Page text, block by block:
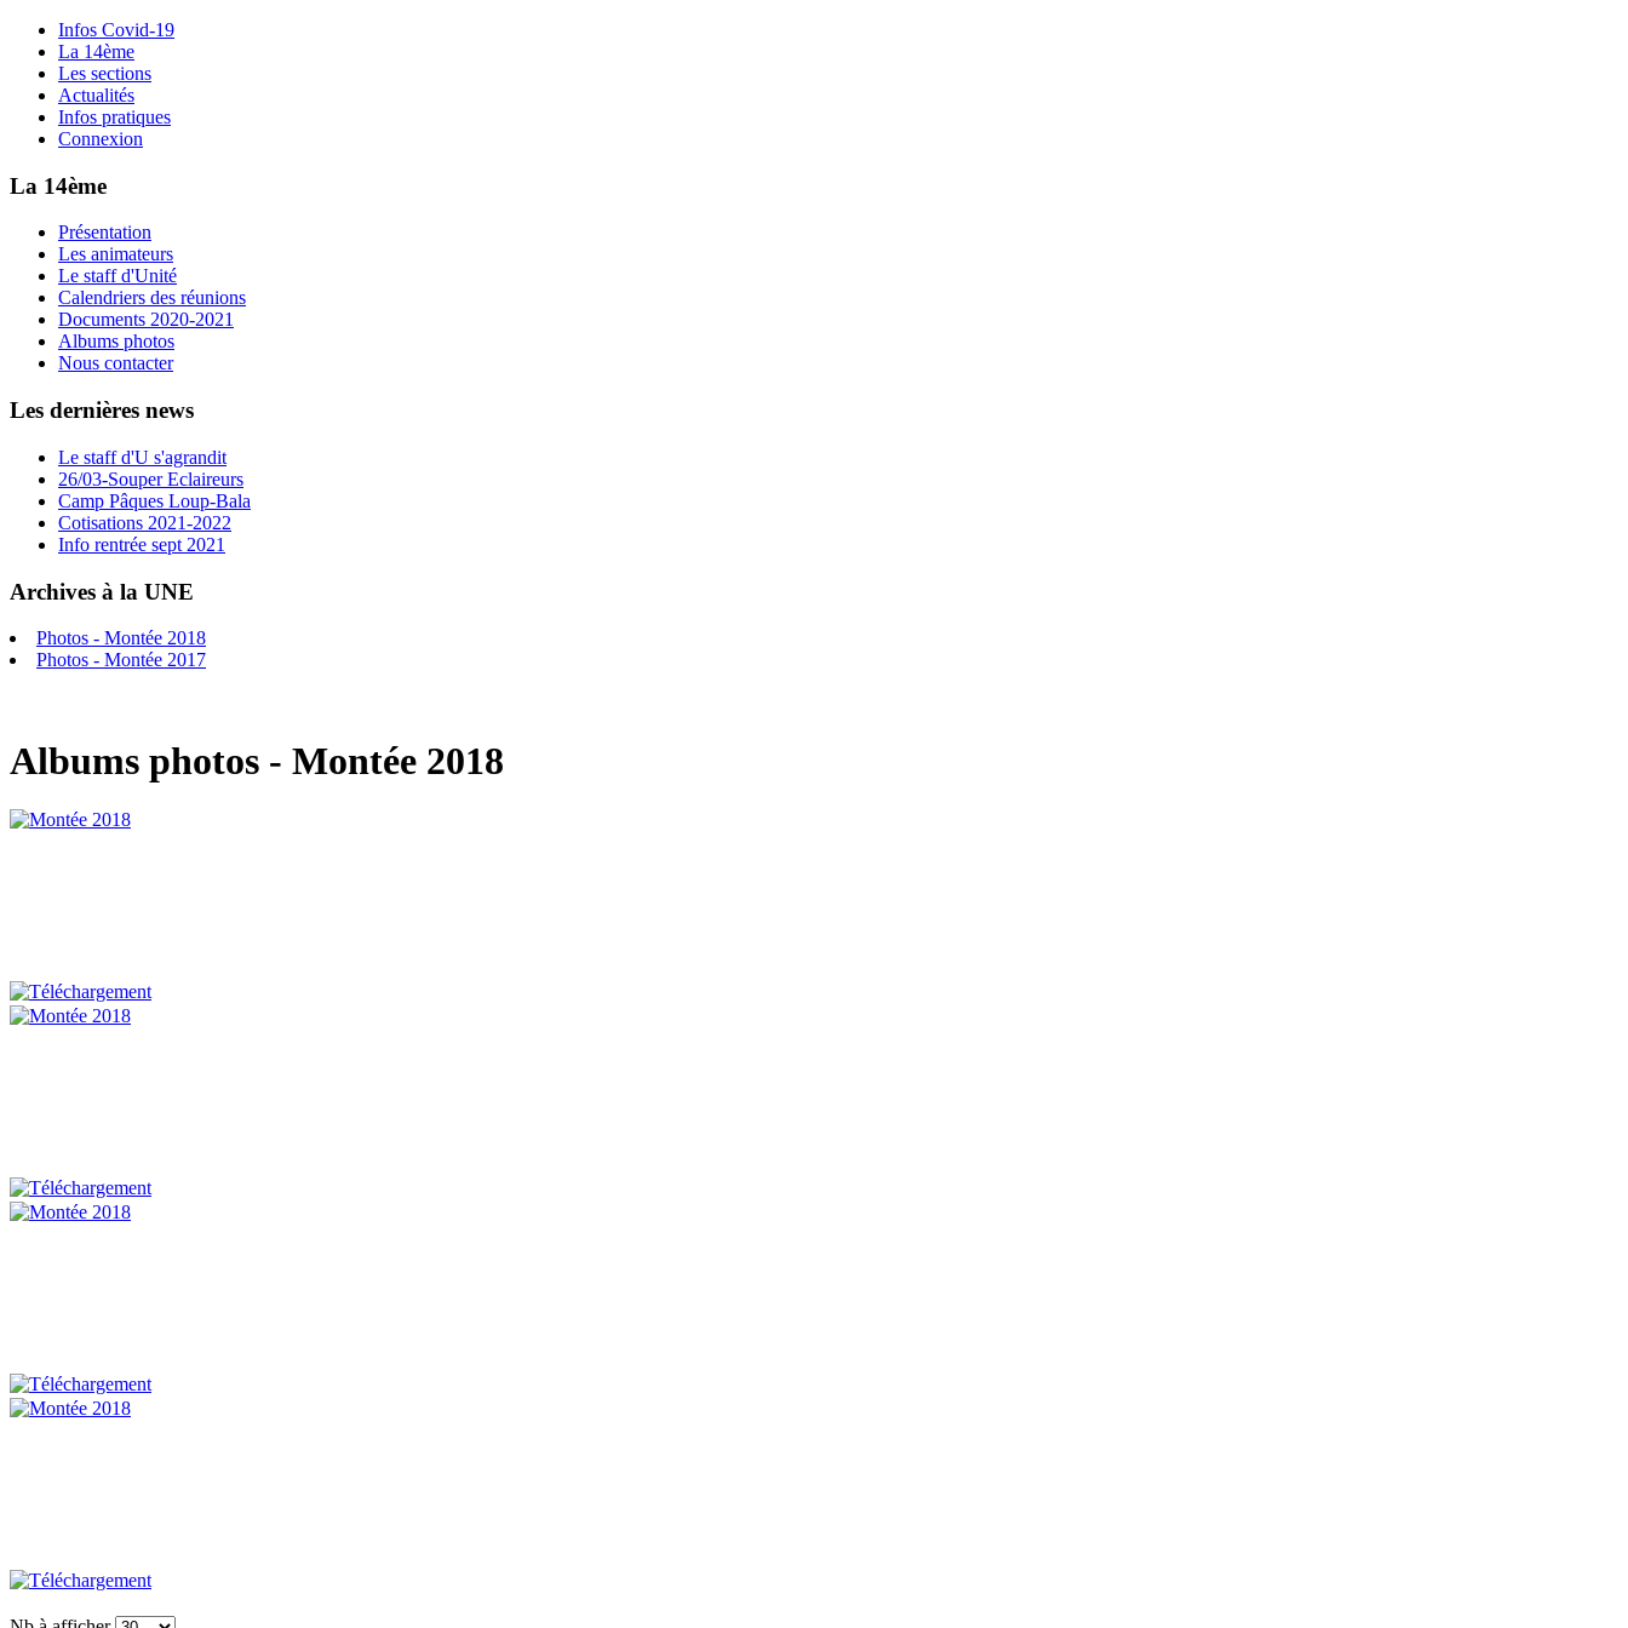
Infos Covid-19
La 14ème
Les sections
Actualités
Infos pratiques
Connexion
La 14ème
Présentation
Les animateurs
Le staff d'Unité
Calendriers des réunions
Documents 2020-2021
Albums photos
Nous contacter
Les dernières news
Le staff d'U s'agrandit
26/03-Souper Eclaireurs
Camp Pâques Loup-Bala
Cotisations 2021-2022
Info rentrée sept 2021
Archives à la UNE
Photos - Montée 2018
Photos - Montée 2017
Albums photos - Montée 2018